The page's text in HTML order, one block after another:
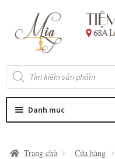
đến
Điều
đến
nội
Tìm
kiếm
sản
Danh mục
Trang chủ Cửa hàng